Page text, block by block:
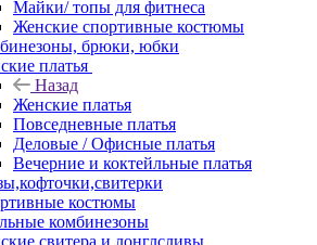
Майки/ топы для фитнеса
Женские спортивные костюмы
брюки, юбки
платья
Назад
Женские платья
Повседневные платья
Деловые / Офисные платья
Вечерние и коктейльные платья
костюмы
комбинезоны
свитера и лонглсливы